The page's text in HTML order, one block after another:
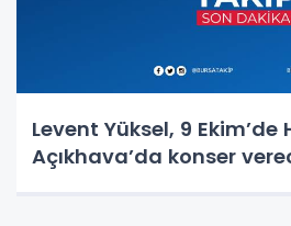
Levent Yüksel, 9 Ekim’de
Açıkhava’da konser